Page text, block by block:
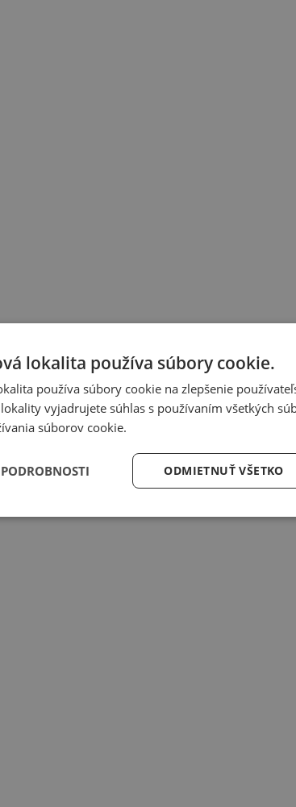
lokalita používa súbory cookie.
používa súbory cookie na zlepšenie
vyjadrujete súhlas s používaním všetkých
súborov cookie.
ODMIETNUŤ VŠETKO